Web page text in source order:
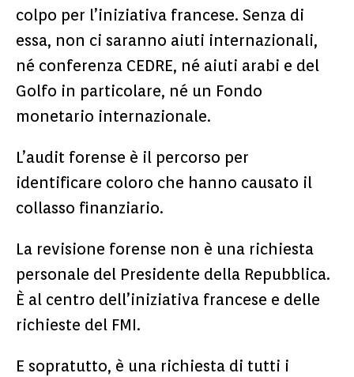
colpo per l’iniziativa francese. Senza di
essa, non ci saranno aiuti internazionali,
né conferenza CEDRE, né aiuti arabi e del
Golfo in particolare, né un Fondo
monetario internazionale.
L’audit forense è il percorso per
identificare coloro che hanno causato il
collasso finanziario.
La revisione forense non è una richiesta
personale del Presidente della Repubblica.
È al centro dell’iniziativa francese e delle
richieste del FMI.
E sopratutto, è una richiesta di tutti i